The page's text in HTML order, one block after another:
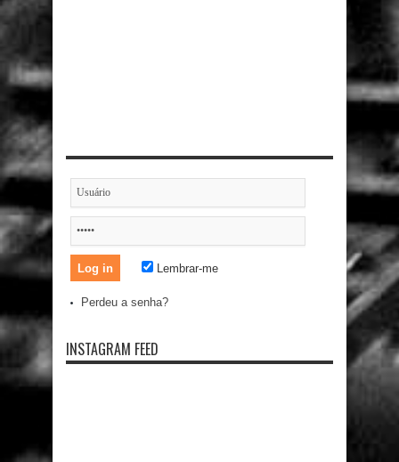
Lembrar-me
Perdeu a senha?
INSTAGRAM FEED